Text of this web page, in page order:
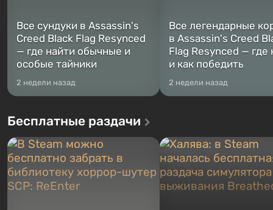
Все сундуки в Assassin's
Creed Black Flag Resynced
— где найти обычные и
особые тайники
2 недели назад
Все легендарные
в Assassin's Creed
Flag Resynced — где
и как победить
2 недели назад
Бесплатные раздачи